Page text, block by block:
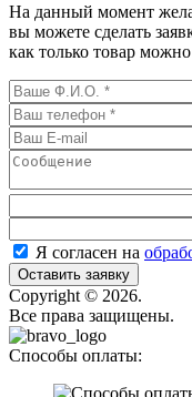
На данный момент
вы можете сделать
как только товар
Я согласен на
Оставить заявку
Сopyright © 2026.
Все права защищены.
Способы оплаты: